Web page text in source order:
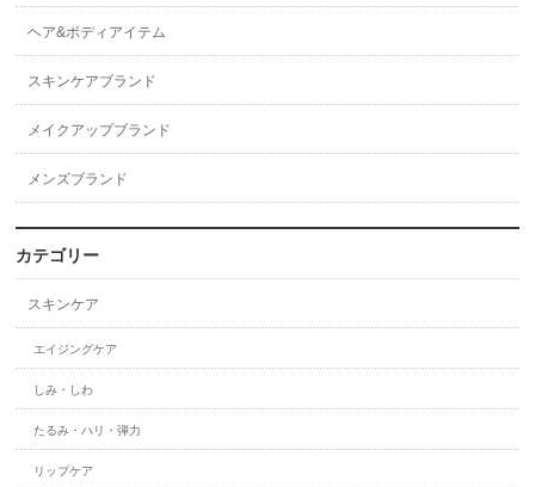
ヘア&ボディアイテム
スキンケアブランド
メイクアップブランド
メンズブランド
カテゴリー
スキンケア
エイジングケア
しみ・しわ
たるみ・ハリ・弾力
リップケア